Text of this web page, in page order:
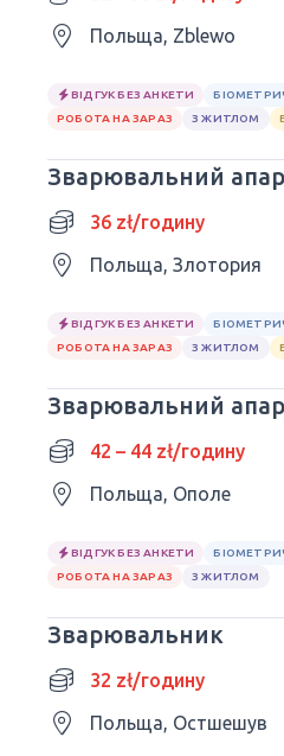
Польща, Zblewo
ВІДГУК БЕЗ АНКЕТИ
РОБОТА НА ЗАРАЗ
З ЖИТЛОМ
Зварювальний
36 zł/годину
Польща, Злотория
ВІДГУК БЕЗ АНКЕТИ
РОБОТА НА ЗАРАЗ
З ЖИТЛОМ
Зварювальний
42 – 44 zł/годину
Польща, Ополе
ВІДГУК БЕЗ АНКЕТИ
РОБОТА НА ЗАРАЗ
З ЖИТЛОМ
Зварювальник
32 zł/годину
Польща, Остшешув